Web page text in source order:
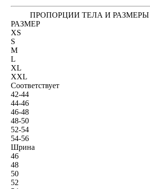
ПРОПОРЦИИ ТЕЛА И РАЗМЕРЫ
РАЗМЕР
XS
S
M
L
XL
XXL
Соответствует
42-44
44-46
46-48
48-50
52-54
54-56
Шрина
46
48
50
52